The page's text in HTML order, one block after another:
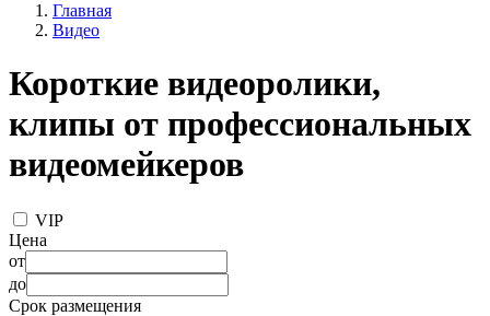
Главная
Видео
Короткие видеоролики,
клипы от профессиональных
видеомейкеров
VIP
Цена
от
до
Срок размещения